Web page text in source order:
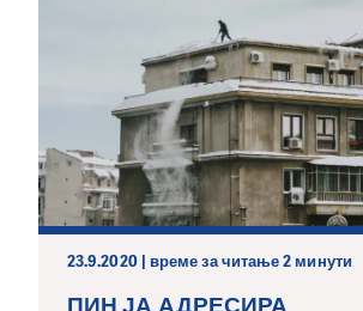
23.9.2020 | време за читање 2 минути